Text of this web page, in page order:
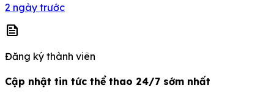
2 ngày trước
news
Đăng ký thành viên
Cập nhật tin tức thể thao 24/7 sớm nhất